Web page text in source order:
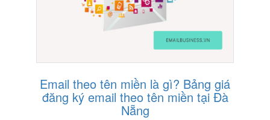
Email theo tên miền là gì? Bảng giá
đăng ký email theo tên miền tại Đà
Nẵng